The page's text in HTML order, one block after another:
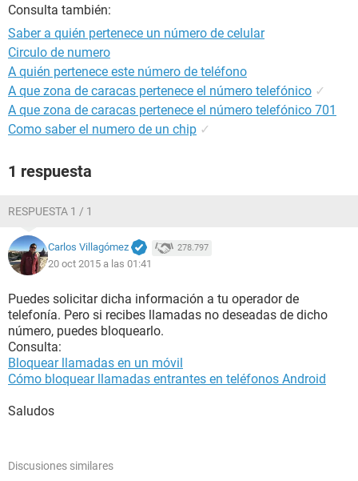
Consulta también:
Saber a quién pertenece un número de celular
Circulo de numero
A quién pertenece este número de teléfono
A que zona de caracas pertenece el número telefónico ✓
A que zona de caracas pertenece el número telefónico 701
Como saber el numero de un chip ✓
1 respuesta
RESPUESTA 1 / 1
Carlos Villagómez 278.797
20 oct 2015 a las 01:41
Puedes solicitar dicha información a tu operador de
telefonía. Pero si recibes llamadas no deseadas de dicho
número, puedes bloquearlo.
Consulta:
Bloquear llamadas en un móvil
Cómo bloquear llamadas entrantes en teléfonos Android
Saludos
Discusiones similares